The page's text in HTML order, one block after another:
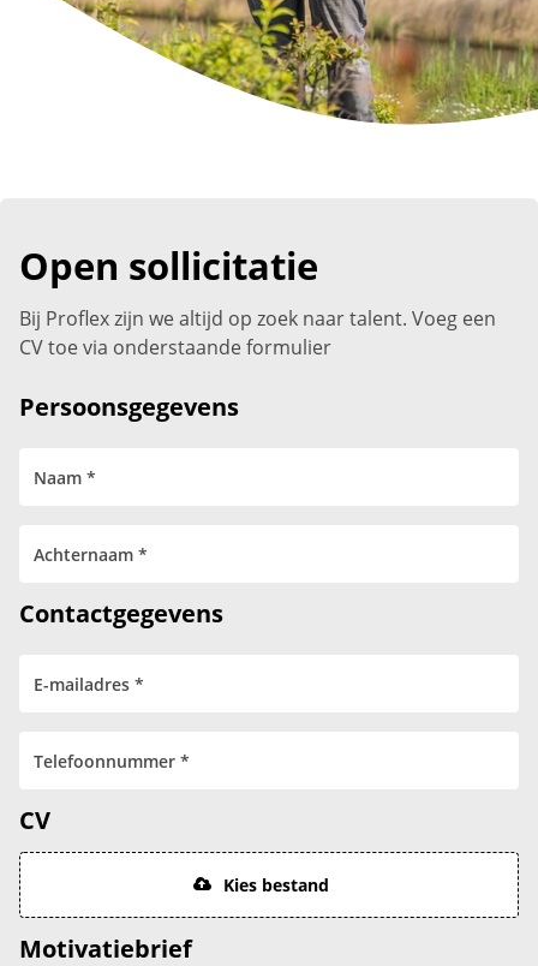
Open sollicitatie
Bij Proflex zijn we altijd op zoek naar talent. Voeg een
CV toe via onderstaande formulier
Persoonsgegevens
Contactgegevens
CV
Kies bestand
Motivatiebrief